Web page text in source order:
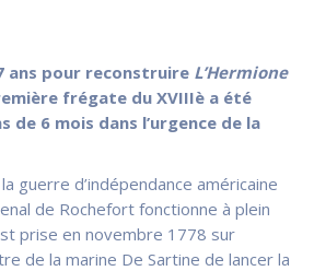
ans pour reconstruire L’Hermione
frégate du XVIIIè a été
de 6 mois dans l’urgence de la
guerre d’indépendance américaine
de Rochefort fonctionne à plein
prise en novembre 1778 sur
de la marine De Sartine de lancer la